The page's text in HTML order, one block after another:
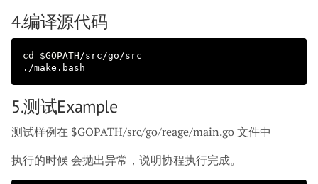
4.编译源代码
cd $GOPATH/src/go/src
5.测试example
测试样例在 $GOPATH/src/go/reage/main.go 文件中
执行的时候 会抛出异常，说明协程执行完成。